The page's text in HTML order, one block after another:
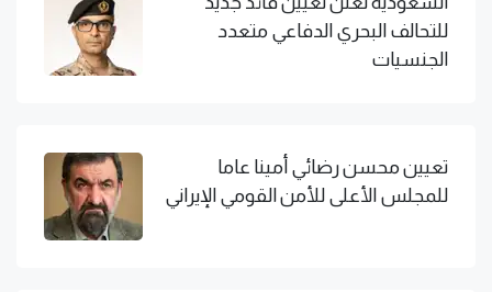
للتحالف البحري الدفاعي متعدد
الجنسيات
تعيين محسن رضائي أمينا عاما
للمجلس الأعلى للأمن القومي الإيراني